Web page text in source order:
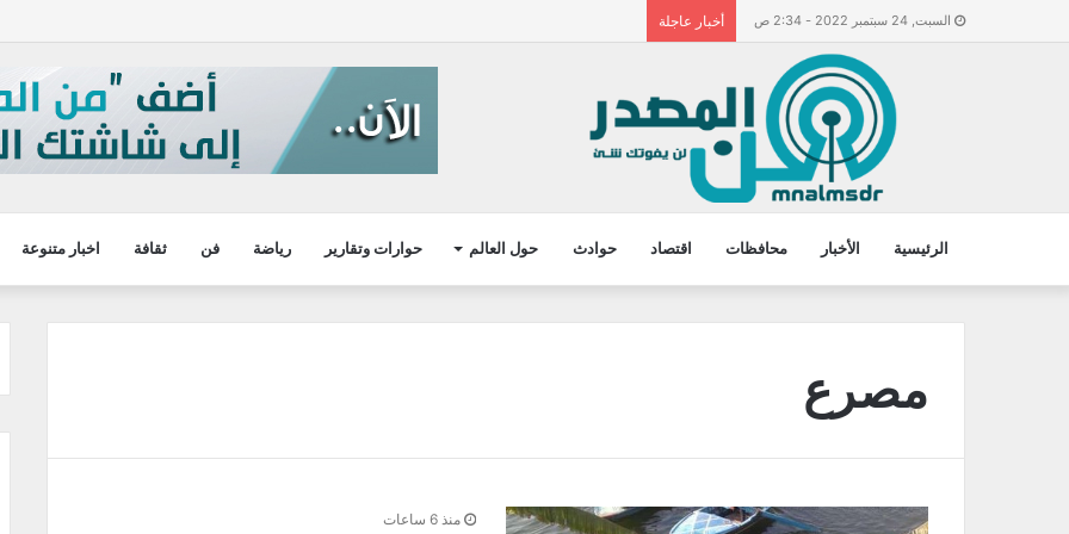
السبت, 24 سبتمبر 2022 - 2:34 ص أخبار عاجلة
الرئيسية الأخبار محافظات اقتصاد حوادث حول العالم حوارات وتقارير رياضة فن ثقافة اخبار متنوعة
مصرع
منذ 6 ساعات